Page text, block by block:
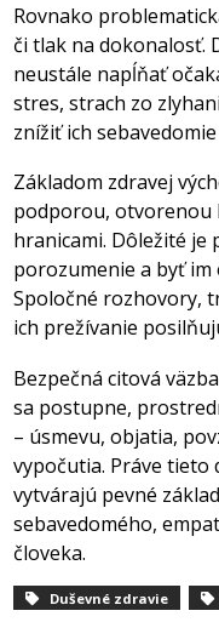
Rovnako
či tlak na dokonalosť.
neustále napĺňať
stres, strach zo
znížiť ich
Základom zdravej
podporou, otvorenou
hranicami. Dôležité je
porozumenie a byť im
Spoločné rozhovory,
ich prežívanie
Bezpečná citová
sa postupne,
– úsmevu, objatia,
vypočutia. Práve
vytvárajú pevné
sebavedomého,
človeka.
Duševné zdravie